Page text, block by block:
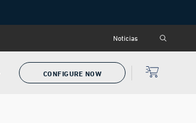
Noticias
CONFIGURE NOW